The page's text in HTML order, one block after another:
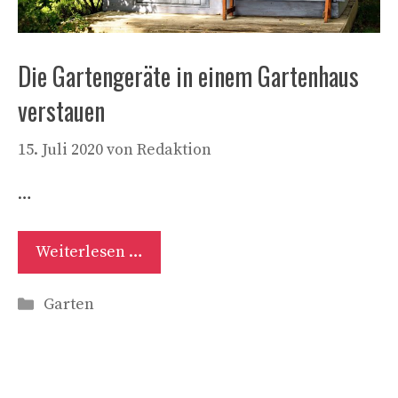
Die Gartengeräte in einem Gartenhaus
verstauen
15. Juli 2020vonRedaktion
…
Weiterlesen …
Kategorien
Garten